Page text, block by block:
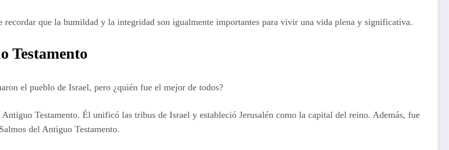
recordar que la humildad y la integridad son igualmente importantes para vivir una vida plena y significativa.
Testamento
el pueblo de Israel, pero ¿quién fue el mejor de todos?
Testamento. Él unificó las tribus de Israel y estableció Jerusalén como la capital del reino. Además, fue
del Antiguo Testamento.